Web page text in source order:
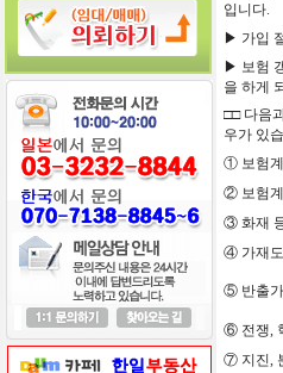
입니다.
▶ 가입
▶ 보험
을 하게
□□ 다음
우가 있
① 보험
② 보험
③ 화재
④ 가재
⑤ 반출
⑥ 전쟁,
⑦ 지진,